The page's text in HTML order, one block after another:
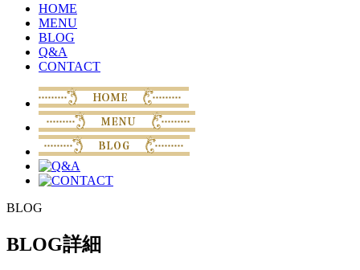
HOME
MENU
BLOG
Q&A
CONTACT
BLOG
BLOG詳細